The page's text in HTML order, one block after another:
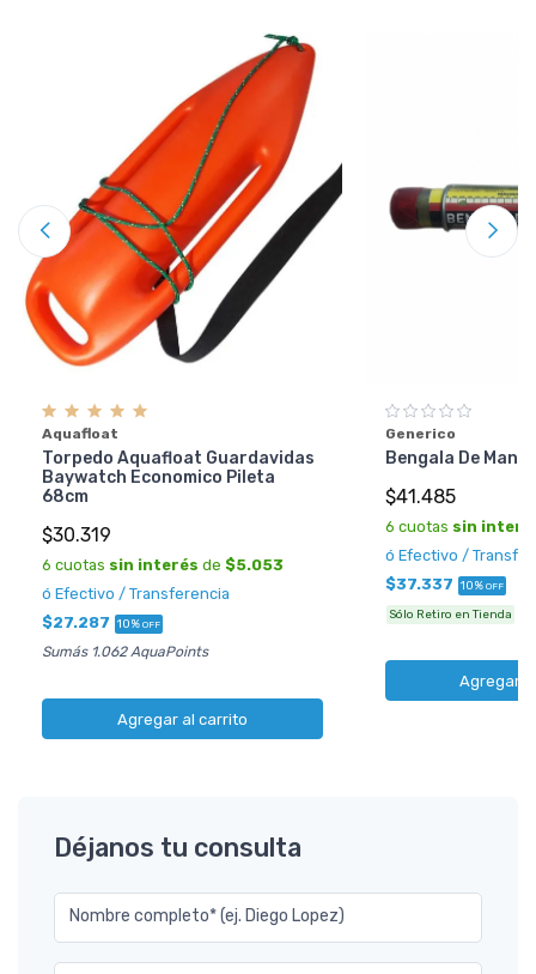
Aquafloat
Torpedo Aquafloat Guardavidas
Baywatch Economico Pileta
68cm
$30.319
6 cuotas sin interés de $5.053
ó Efectivo / Transferencia
$27.287 10% OFF
Sumás 1.062 AquaPoints
Agregar al carrito
Generico
Bengala De
$41.485
6 cuotas sin
ó Efectivo /
$37.337 10% OFF
Sólo Retiro en Tienda
Agregar
Déjanos tu consulta
Nombre completo* (ej. Diego Lopez)